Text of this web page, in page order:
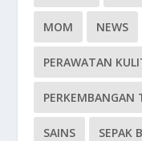
MOM NEWS
PERAWATAN
PERKEMBANGAN
SAINS SEPAK